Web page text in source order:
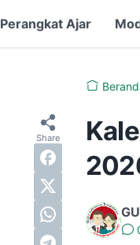
Perangkat Ajar